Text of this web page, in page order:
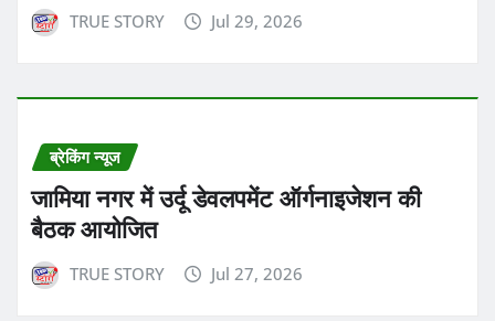
TRUE STORY Jul 29, 2026
ब्रेकिंग न्यूज
जामिया नगर में उर्दू डेवलपमेंट ऑर्गनाइजेशन की
बैठक आयोजित
TRUE STORY Jul 27, 2026